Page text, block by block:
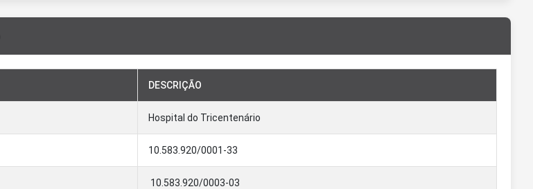
DESCRIÇÃO
Hospital do Tricentenário
10.583.920/0001-33
10.583.920/0003-03